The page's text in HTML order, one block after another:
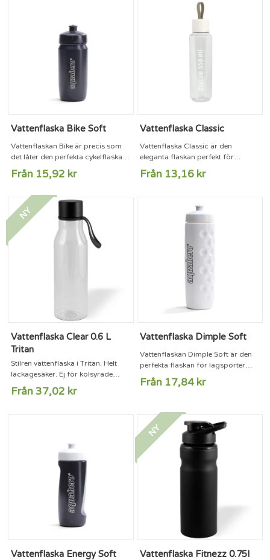
Bella har en snygg och modern
design och finns i tre fina
Livsmedelsgodkänd och BPA-fri.
Vattenflaska Bike Soft
Vattenflaskan Bike är precis som
det låter den perfekta cykelflaskan.
Anpassad för din flaskhållare på
cykeln och praktisk att ha med sig.
med push-pull kapsyl.
Livsmedelsgodkänd och BPA-fri.
Mått: 500 ml Höjd: 190 mm. Max
tryckyta: 220 x 100 mm.
Från 15,92 kr
Vattenflaska Classic
Vattenflaska Classic är den
eleganta flaskan perfekt för
kontoret. Levereras med en
praktisk ögla på korken. Flaskan är
Livsmedelsgodkänd och BPA-fri.
Mått: 550 ml. Höjd 220 mm. Max
tryckyta: 180 x 160 mm
Från 13,16 kr
NY
Vattenflaska Clear 0.6 L
Tritan
Stilren vattenflaska i Tritan. Helt
läckagesäker. Ej för kolsyrade
drycker.Finns i 4 färger.
Från 37,02 kr
Vattenflaska Dimple Soft
Vattenflaskan Dimple Soft är den
perfekta flaskan för lagsporter
och den törstige. Vattenflaskan
rymmer hela 900 ml och är
den senaste vattenflaskan i vårt
AquaHero-sortiment och precis
som de övriga i serien passar
denna flaska även till både gymmet
och kontoret. Kan även levereras
Från 17,84 kr
Vattenflaska Energy Soft
NY
Vattenflaska Fitnezz 0.75l